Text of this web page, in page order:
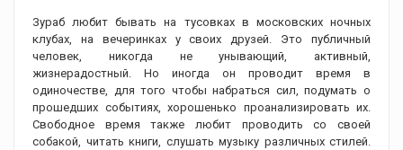
Зураб любит бывать на тусовках в московских ночных
клубах, на вечеринках у своих друзей. Это публичный
человек, никогда не унывающий, активный,
жизнерадостный. Но иногда он проводит время в
одиночестве, для того чтобы набраться сил, подумать о
прошедших событиях, хорошенько проанализировать их.
Свободное время также любит проводить со своей
собакой, читать книги, слушать музыку различных стилей.